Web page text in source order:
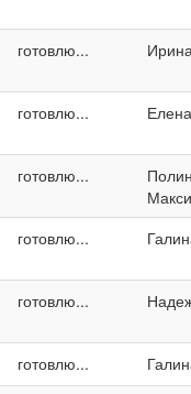
готовлю...
готовлю...
готовлю...
готовлю...
готовлю...
готовлю...